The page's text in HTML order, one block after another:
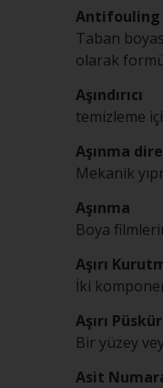
Antifouling
Taban
olarak
Aşındırıcı
temizleme
Aşınma
Mekanik
Aşınma
Boya
Aşırı
İki
Aşırı
Bir yüzey
Asit